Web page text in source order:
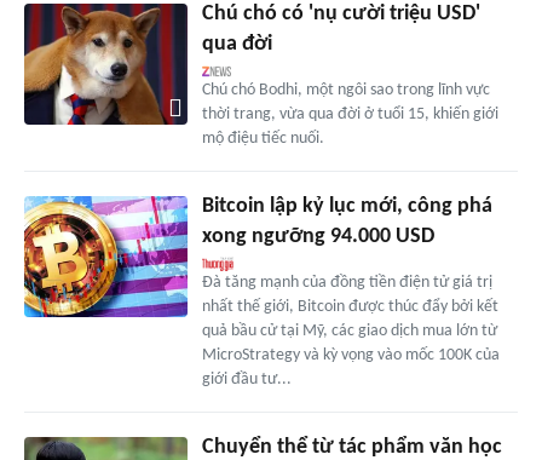
Chú chó có 'nụ cười triệu USD'
qua đời
Chú chó Bodhi, một ngôi sao trong lĩnh vực
thời trang, vừa qua đời ở tuổi 15, khiến giới
mộ điệu tiếc nuối.
Bitcoin lập kỷ lục mới, công phá
xong ngưỡng 94.000 USD
Đà tăng mạnh của đồng tiền điện tử giá trị
nhất thế giới, Bitcoin được thúc đẩy bởi kết
quả bầu cử tại Mỹ, các giao dịch mua lớn từ
MicroStrategy và kỳ vọng vào mốc 100K của
giới đầu tư...
Chuyển thể từ tác phẩm văn học